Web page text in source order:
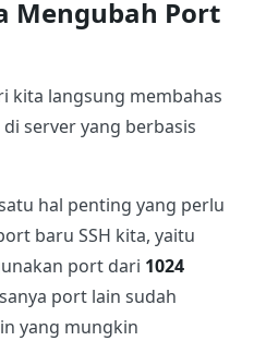
Mengubah Port
kita langsung membahas
server yang berbasis
hal penting yang perlu
baru SSH kita, yaitu
port dari 1024
port lain sudah
yang mungkin